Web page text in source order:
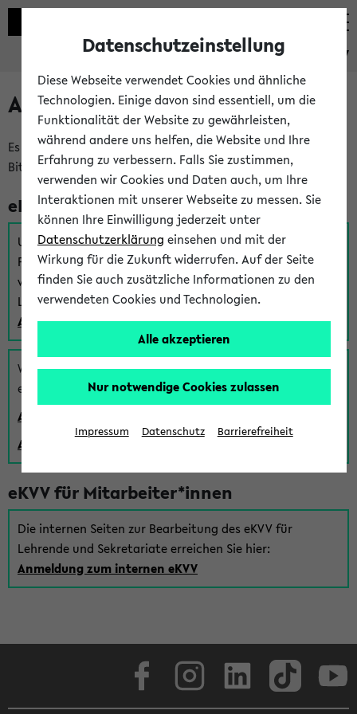
eKVV
Anmeldung am eKVV
Es gibt mehrere Möglichkeiten zur Anmeldung am eKVV.
Bitte wählen Sie die für Sie richtige aus:
eKVV für Studierende
Um sich einen Stundenplan zu erstellen und alle weiteren
Funktionen des eKVVs für Studierende zu nutzen,
verwenden Sie diesen Link zur Anmeldung über Ihr Uni
Login:
Anmeldung zum eKVV der Studierenden
Wenn Sie (noch) kein Uni Login haben, können Sie das
eKVV auch über einen Gastzugang verwenden:
Anmeldung über einen vorhandenen Gastzugang
Anlegen eines neuen Gastzugangs
eKVV für Mitarbeiter*innen
Die internen Seiten zur Bearbeitung des eKVV für
Lehrende und Sekretariate erreichen Sie hier:
Anmeldung zum internen eKVV
Datenschutzeinstellung
Diese Webseite verwendet Cookies und ähnliche
Technologien. Einige davon sind essentiell, um die
Funktionalität der Website zu gewährleisten,
während andere uns helfen, die Website und Ihre
Erfahrung zu verbessern. Falls Sie zustimmen,
verwenden wir Cookies und Daten auch, um Ihre
Interaktionen mit unserer Webseite zu messen. Sie
können Ihre Einwilligung jederzeit unter
Datenschutzerklärung einsehen und mit der
Wirkung für die Zukunft widerrufen. Auf der Seite
finden Sie auch zusätzliche Informationen zu den
verwendeten Cookies und Technologien.
Alle akzeptieren
Nur notwendige Cookies zulassen
Impressum Datenschutz Barrierefreiheit